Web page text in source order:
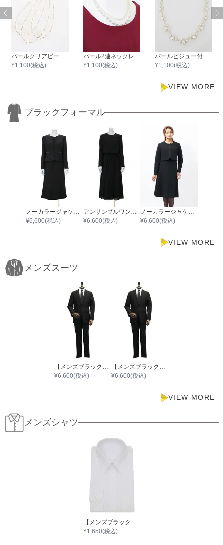
パールクリアビーズ3連ワイヤーネックレス
¥1,100(税込)
パール2連ネックレス43cm/パール0.3cm～0.8cm
¥1,100(税込)
パールビジュー付きマグネットネックレス
¥1,100(税込)
VIEW MORE
ブラックフォーマル
¥6,600(税込)
¥6,600(税込)
¥6,600(税込)
VIEW MORE
メンズスーツ
【メンズブラックフォーマル（冠婚葬祭）】尾州織レギュラースーツ
¥6,600(税込)
【メンズブラックフォーマル（冠婚葬祭）】スーツ001
¥6,600(税込)
VIEW MORE
メンズシャツ
¥1,650(税込)